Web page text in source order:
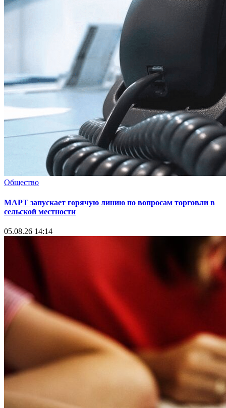
Общество
МАРТ запускает горячую линию по вопросам торговли в
сельской местности
05.08.26 14:14